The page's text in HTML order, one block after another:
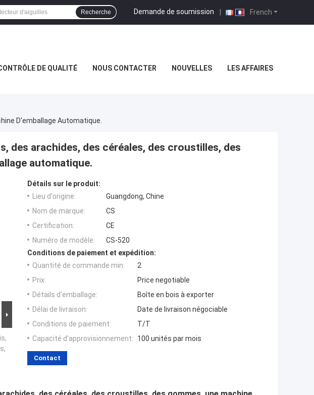
French
Demande de soumission |
Recherche
DE QUALITÉ NOUS CONTACTER NOUVELLES LES AFFAIRES
D'emballage Automatique.
des arachides, des céréales, des croustilles, des
automatique.
Détails sur le produit:
Lieu d'origine:
Guangdong, Chine
Nom de marque:
CS
Certification:
CE
Numéro de modèle:
CS-520
Conditions de paiement et expédition:
Quantité de commande min:
2
Prix:
Price negotiable
Détails d'emballage:
Boîte en bois à exporter
Délai de livraison:
Date de livraison négociable
Conditions de paiement:
T/T
Capacité d'approvisionnement:
100 unités par mois
Contact